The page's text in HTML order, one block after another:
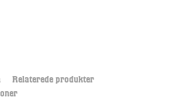
Relaterede produkter